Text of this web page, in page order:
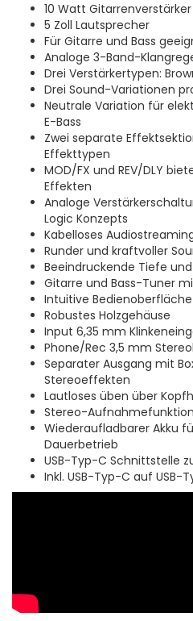
10 Watt Gitarrenverstärker
5 Zoll Lautsprecher
Für Gitarre und Bass
Analoge 3-Band-
Drei Verstärkertypen:
Drei Sound-Variationen
Neutrale Variation für
E-Bass
Zwei separate
Effekttypen
MOD/FX und REV/DLY
Effekten
Analoge
Logic Konzepts
Kabelloses
Runder und kraftvoller
Beeindruckende Tiefe
Gitarre und Bass-Tuner
Intuitive Bedienoberfläche
Robustes Holzgehäuse
Input 6,35 mm
Phone/Rec 3,5 mm
Separater Ausgang mit
Stereoeffekten
Lautloses üben über
Stereo-Aufnahmefunktion
Wiederaufladbarer Akku
Dauerbetrieb
USB-Typ-C Schnittstelle
Inkl. USB-Typ-C auf USB-